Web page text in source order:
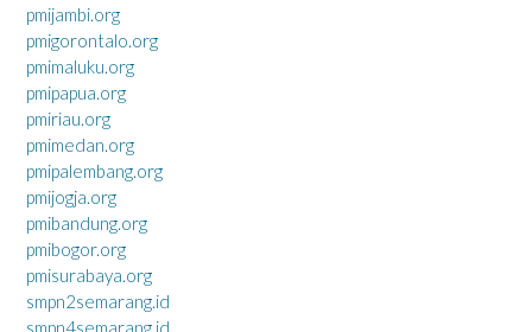
pmijambi.org
pmigorontalo.org
pmimaluku.org
pmipapua.org
pmiriau.org
pmimedan.org
pmipalembang.org
pmijogja.org
pmibandung.org
pmibogor.org
pmisurabaya.org
smpn2semarang.id
smpn4semarang.id